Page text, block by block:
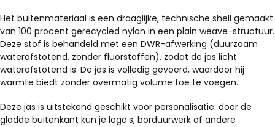
Het buitenmateriaal is een draaglijke, technische shell gemaakt
van 100 procent gerecycled nylon in een plain weave-structuur.
Deze stof is behandeld met een DWR-afwerking (duurzaam
waterafstotend, zonder fluorstoffen), zodat de jas licht
waterafstotend is. De jas is volledig gevoerd, waardoor hij
warmte biedt zonder overmatig volume toe te voegen.
Deze jas is uitstekend geschikt voor personalisatie: door de
gladde buitenkant kun je logo’s, borduurwerk of andere